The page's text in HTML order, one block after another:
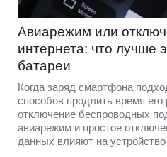
Авиарежим или
интернета: что лучше
батареи
Когда заряд смартфона
способов продлить время его
отключение беспроводных
авиарежим и простое
данных влияют на